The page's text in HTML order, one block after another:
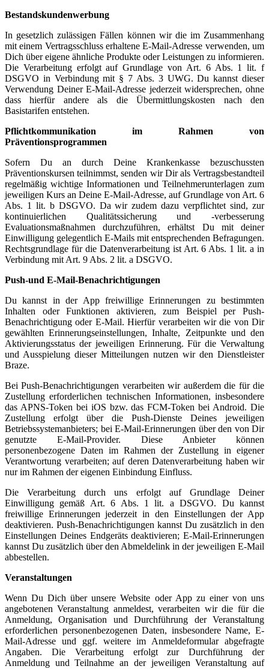
Bestandskundenwerbung
In gesetzlich zulässigen Fällen können wir die im Zusammenhang
mit einem Vertragsschluss erhaltene E-Mail-Adresse verwenden, um
Dich über eigene ähnliche Produkte oder Leistungen zu informieren.
Die Verarbeitung erfolgt auf Grundlage von Art. 6 Abs. 1 lit. f
DSGVO in Verbindung mit § 7 Abs. 3 UWG. Du kannst dieser
Verwendung Deiner E-Mail-Adresse jederzeit widersprechen, ohne
dass hierfür andere als die Übermittlungskosten nach den
Basistarifen entstehen.
Pflichtkommunikation im Rahmen von
Präventionsprogrammen
Sofern Du an durch Deine Krankenkasse bezuschussten
Präventionskursen teilnimmst, senden wir Dir als Vertragsbestandteil
regelmäßig wichtige Informationen und Teilnehmerunterlagen zum
jeweiligen Kurs an Deine E-Mail-Adresse, auf Grundlage von Art. 6
Abs. 1 lit. b DSGVO. Da wir zudem dazu verpflichtet sind, zur
kontinuierlichen Qualitätssicherung und -verbesserung
Evaluationsmaßnahmen durchzuführen, erhältst Du mit deiner
Einwilligung gelegentlich E-Mails mit entsprechenden Befragungen.
Rechtsgrundlage für die Datenverarbeitung ist Art. 6 Abs. 1 lit. a in
Verbindung mit Art. 9 Abs. 2 lit. a DSGVO.
Push-und E-Mail-Benachrichtigungen
Du kannst in der App freiwillige Erinnerungen zu bestimmten
Inhalten oder Funktionen aktivieren, zum Beispiel per Push-
Benachrichtigung oder E-Mail. Hierfür verarbeiten wir die von Dir
gewählten Erinnerungseinstellungen, Inhalte, Zeitpunkte und den
Aktivierungsstatus der jeweiligen Erinnerung. Für die Verwaltung
und Ausspielung dieser Mitteilungen nutzen wir den Dienstleister
Braze.
Bei Push-Benachrichtigungen verarbeiten wir außerdem die für die
Zustellung erforderlichen technischen Informationen, insbesondere
das APNS-Token bei iOS bzw. das FCM-Token bei Android. Die
Zustellung erfolgt über die Push-Dienste Deines jeweiligen
Betriebssystemanbieters; bei E-Mail-Erinnerungen über den von Dir
genutzte E-Mail-Provider. Diese Anbieter können
personenbezogene Daten im Rahmen der Zustellung in eigener
Verantwortung verarbeiten; auf deren Datenverarbeitung haben wir
nur im Rahmen der eigenen Einbindung Einfluss.
Die Verarbeitung durch uns erfolgt auf Grundlage Deiner
Einwilligung gemäß Art. 6 Abs. 1 lit. a DSGVO. Du kannst
freiwillige Erinnerungen jederzeit in den Einstellungen der App
deaktivieren. Push-Benachrichtigungen kannst Du zusätzlich in den
Einstellungen Deines Endgeräts deaktivieren; E-Mail-Erinnerungen
kannst Du zusätzlich über den Abmeldelink in der jeweiligen E-Mail
abbestellen.
Veranstaltungen
Wenn Du Dich über unsere Website oder App zu einer von uns
angebotenen Veranstaltung anmeldest, verarbeiten wir die für die
Anmeldung, Organisation und Durchführung der Veranstaltung
erforderlichen personenbezogenen Daten, insbesondere Name, E-
Mail-Adresse und ggf. weitere im Anmeldeformular abgefragte
Angaben. Die Verarbeitung erfolgt zur Durchführung der
Anmeldung und Teilnahme an der jeweiligen Veranstaltung auf